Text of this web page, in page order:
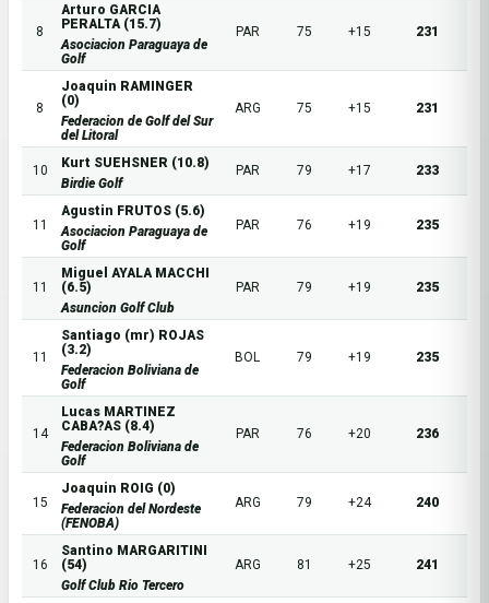
8
Arturo GARCIA
PERALTA (15.7)
Asociacion Paraguaya de
Golf
PAR 75 +15 231
8
Joaquin RAMINGER
(0)
Federacion de Golf del Sur
del Litoral
ARG 75 +15 231
10
Kurt SUEHSNER (10.8)
Birdie Golf
PAR 79 +17 233
11
Agustin FRUTOS (5.6)
Asociacion Paraguaya de
Golf
PAR 76 +19 235
11
Miguel AYALA MACCHI
(6.5)
Asuncion Golf Club
PAR 79 +19 235
11
Santiago (mr) ROJAS
(3.2)
Federacion Boliviana de
Golf
BOL 79 +19 235
14
Lucas MARTINEZ
CABA?AS (8.4)
Federacion Boliviana de
Golf
PAR 76 +20 236
15
Joaquin ROIG (0)
Federacion del Nordeste
(FENOBA)
ARG 79 +24 240
16
Santino MARGARITINI
(54)
Golf Club Rio Tercero
ARG 81 +25 241